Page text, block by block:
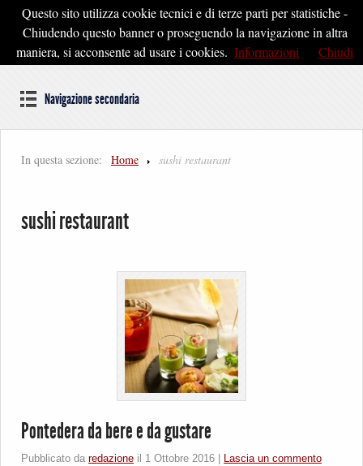
Pontedera2020
Dal cuore della Toscana un'idea di Futuro
Navigazione secondaria
In questa sezione: Home sushi restaurant
sushi restaurant
Pontedera da bere e da gustare
Pubblicato da redazione il 1 Ottobre 2016 Lascia un commento
Questo sito utilizza cookie tecnici e di terze parti per statistiche -
Chiudendo questo banner o proseguendo la navigazione in altra
maniera, si acconsente ad usare i cookies. Informazioni Chiudi